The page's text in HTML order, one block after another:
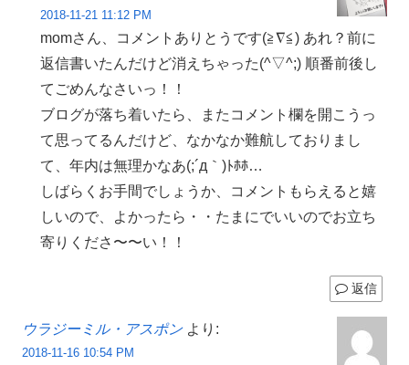
2018-11-21 11:12 PM
momさん、コメントありとうです(≧∇≦) あれ？前に
返信書いたんだけど消えちゃった(^▽^;) 順番前後し
てごめんなさいっ！！
ブログが落ち着いたら、またコメント欄を開こうっ
て思ってるんだけど、なかなか難航しておりまし
て、年内は無理かなあ(;´д｀)ﾄﾎﾎ…
しばらくお手間でしょうか、コメントもらえると嬉
しいので、よかったら・・たまにでいいのでお立ち
寄りくださ〜〜い！！
返信
ウラジーミル・アスポン より:
2018-11-16 10:54 PM